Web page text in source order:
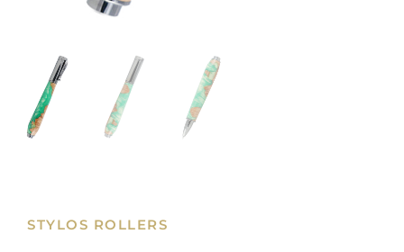
STYLOS ROLLERS